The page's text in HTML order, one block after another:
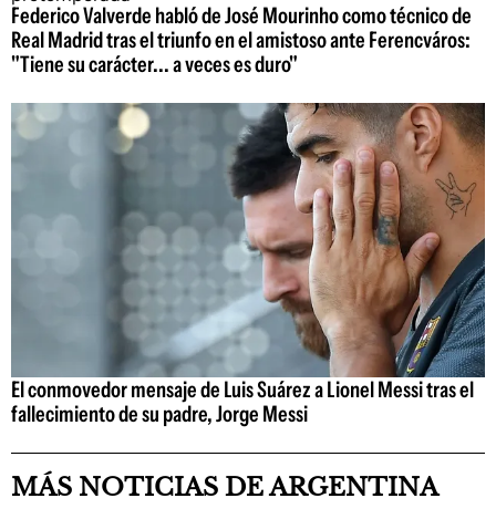
Federico Valverde habló de José Mourinho como técnico de
Real Madrid tras el triunfo en el amistoso ante Ferencváros:
"Tiene su carácter... a veces es duro"
El conmovedor mensaje de Luis Suárez a Lionel Messi tras el
fallecimiento de su padre, Jorge Messi
MÁS NOTICIAS DE ARGENTINA